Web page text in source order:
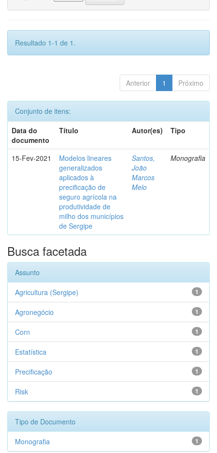
Resultado 1-1 de 1.
Anterior 1 Próximo
Conjunto de itens:
Data do
documento
Título Autor(es) Tipo
15-Fev-2021
Modelos lineares
generalizados
aplicados à
precificação de
seguro agrícola na
produtividade de
milho dos municípios
de Sergipe
Santos,
João
Marcos
Melo
Monografia
Busca facetada
Assunto
1
Agricultura (Sergipe)
1
Agronegócio
1
Corn
1
Estatística
1
Precificação
1
Risk
Tipo de Documento
1
Monografia